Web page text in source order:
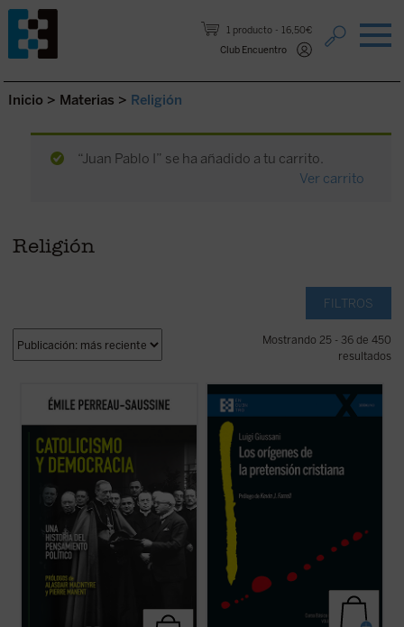
1 producto
16,50€
Club Encuentro
Saltar al contenido.
Inicio > Materias > Religión
“Juan Pablo I” se ha añadido a tu carrito.
Ver carrito
Religión
FILTROS
Mostrando 25 - 36 de 450
resultados
Catolicismo y democracia
evolución del pensamiento político católico
Iglesia respondió a la democracia liberal,
un sistema para el que no ... (ver ficha)
En este libro lúcido y provocador, Luigi
Giussani se adentra en la cuestión decisiva
del cristianismo: su pretensión única e
irreductible.Los orígenes de la pretensión
cristiana
no es un tratado teológico, sino
una propuesta ... (ver ficha)